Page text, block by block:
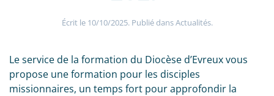
Écrit le 10/10/2025. Publié dansActualités.
Le service de la formation du Diocèse d’Evreux vous
propose une formation pour les disciples
missionnaires, un temps fort pour approfondir la